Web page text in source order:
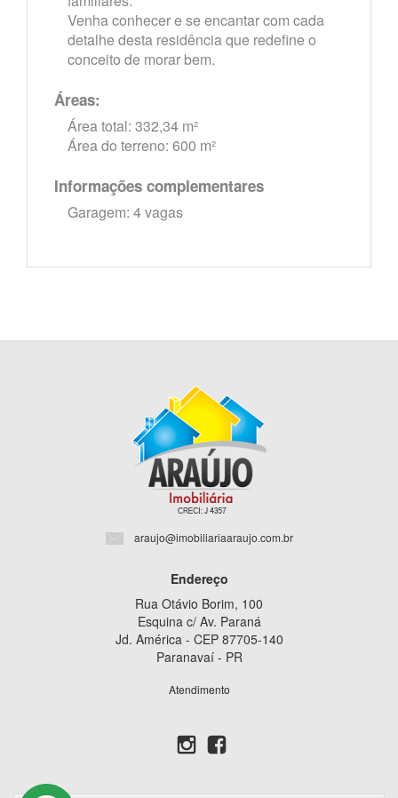
Venha conhecer e se encantar com cada
detalhe desta residência que redefine o
conceito de morar bem.
Áreas:
Área total: 332,34 m²
Área do terreno: 600 m²
Informações complementares
Garagem: 4 vagas
araujo@imobiliariaaraujo.com.br
Endereço
Rua Otávio Borim, 100
Esquina c/ Av. Paraná
Jd. América - CEP 87705-140
Paranavaí - PR
Atendimento